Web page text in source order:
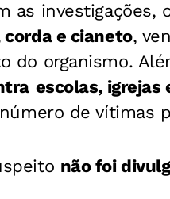
as
corda e cianeto,
do organismo.
escolas,
de vítimas
não foi